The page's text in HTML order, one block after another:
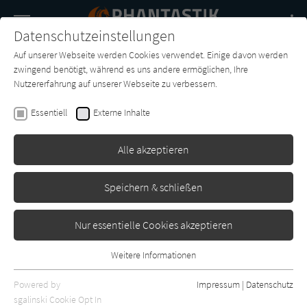
SUCHE
Buch-
Entdecker
Forum Charts
Stephen King
Susannah
Erschienen: Januar 2004 2
Datenschutzeinstellungen
Auf unserer Webseite werden Cookies verwendet. Einige davon werden
zwingend benötigt, während es uns andere ermöglichen, Ihre
Nutzererfahrung auf unserer Webseite zu verbessern.
Essentiell Externe Inhalte
Alle akzeptieren
Speichern & schließen
Nur essentielle Cookies akzeptieren
Essentielle Cookies werden für grundlegende Funktionen der
Webseite benötigt. Dadurch ist gewährleistet, dass die Webseite
Weitere Informationen
Powered by
sgalinski Cookie Opt In
Impressum | Datenschutz